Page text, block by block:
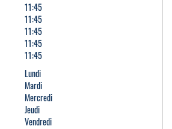
11:45
11:45
11:45
11:45
11:45
Lundi
Mardi
Mercredi
Jeudi
Vendredi